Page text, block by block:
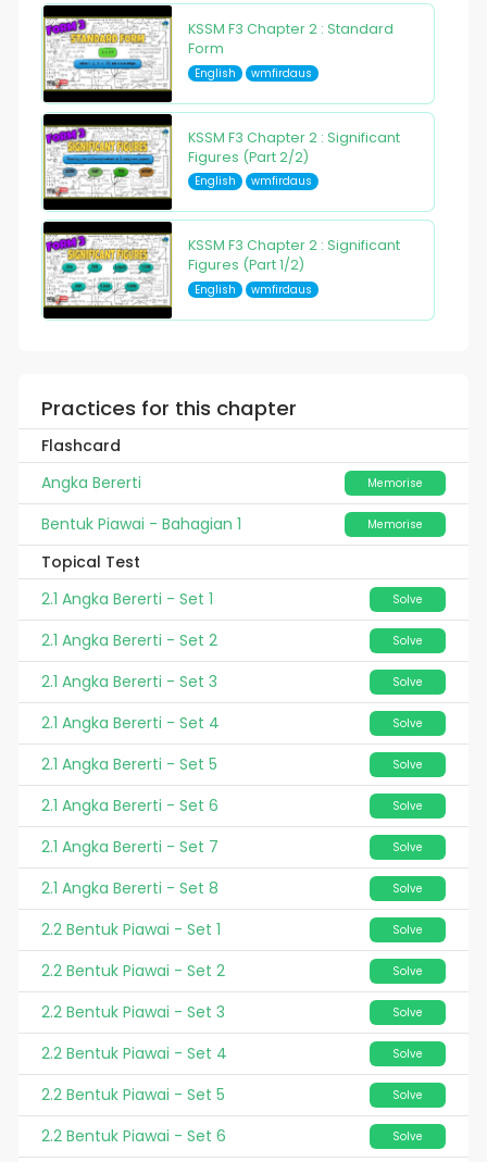
KSSM F3 Chapter 2 : Standard
Form
English wmfirdaus
KSSM F3 Chapter 2 : Significant
Figures (Part 2/2)
English wmfirdaus
KSSM F3 Chapter 2 : Significant
Figures (Part 1/2)
English wmfirdaus
Practices for this chapter
Flashcard
Angka Bererti
Memorise
Bentuk Piawai - Bahagian 1 Memorise
Topical Test
2.1 Angka Bererti - Set 1
Solve
2.1 Angka Bererti - Set 2 Solve
2.1 Angka Bererti - Set 3 Solve
2.1 Angka Bererti - Set 4 Solve
2.1 Angka Bererti - Set 5 Solve
2.1 Angka Bererti - Set 6 Solve
2.1 Angka Bererti - Set 7 Solve
2.1 Angka Bererti - Set 8 Solve
2.2 Bentuk Piawai - Set 1 Solve
2.2 Bentuk Piawai - Set 2 Solve
2.2 Bentuk Piawai - Set 3 Solve
2.2 Bentuk Piawai - Set 4 Solve
2.2 Bentuk Piawai - Set 5 Solve
2.2 Bentuk Piawai - Set 6 Solve